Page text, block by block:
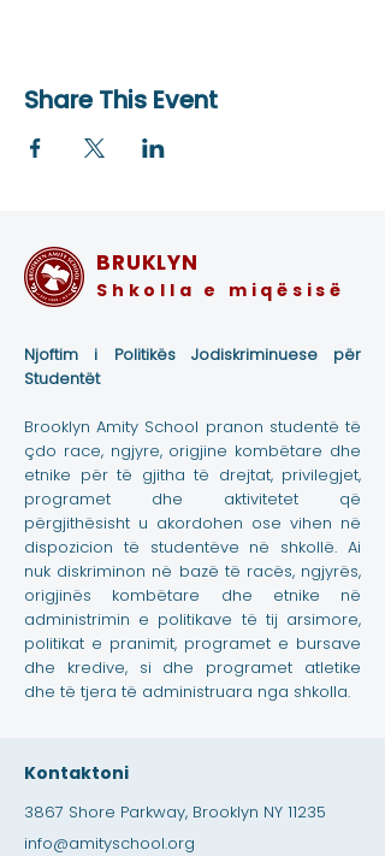
Share This Event
BRUKLYN
Shkolla e miqësisë
Njoftim i Politikës Jodiskriminuese për
Studentët
Brooklyn Amity School pranon studentë të
çdo race, ngjyre, origjine kombëtare dhe
etnike për të gjitha të drejtat, privilegjet,
programet dhe aktivitetet që
përgjithësisht u akordohen ose vihen në
dispozicion të studentëve në shkollë. Ai
nuk diskriminon në bazë të racës, ngjyrës,
origjinës kombëtare dhe etnike në
administrimin e politikave të tij arsimore,
politikat e pranimit, programet e bursave
dhe kredive, si dhe programet atletike
dhe të tjera të administruara nga shkolla.
Kontaktoni
3867 Shore Parkway, Brooklyn NY 11235
info@amityschool.org